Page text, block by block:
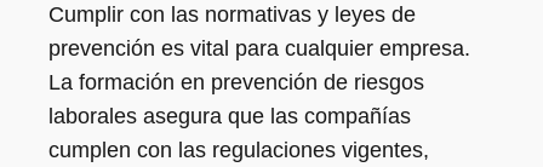
Cumplir con las normativas y leyes de
prevención es vital para cualquier empresa.
La formación en prevención de riesgos
laborales asegura que las compañías
cumplen con las regulaciones vigentes,